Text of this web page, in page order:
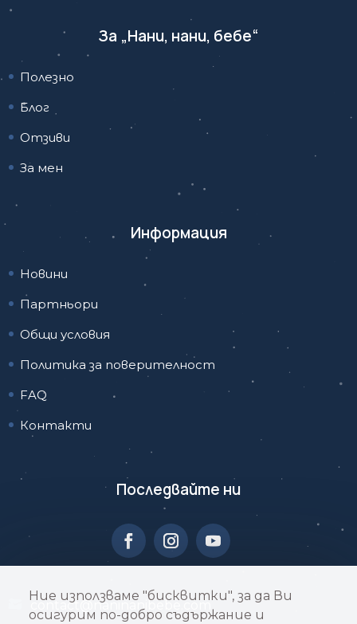
За „Нани, нани, бебе“
Полезно
Блог
Отзиви
За мен
Информация
Новини
Партньори
Общи условия
Политика за поверителност
FAQ
Контакти
Последвайте ни
contact@naninanibebe.com
Ние използваме "бисквитки", за да Ви
осигурим по-добро съдържание и